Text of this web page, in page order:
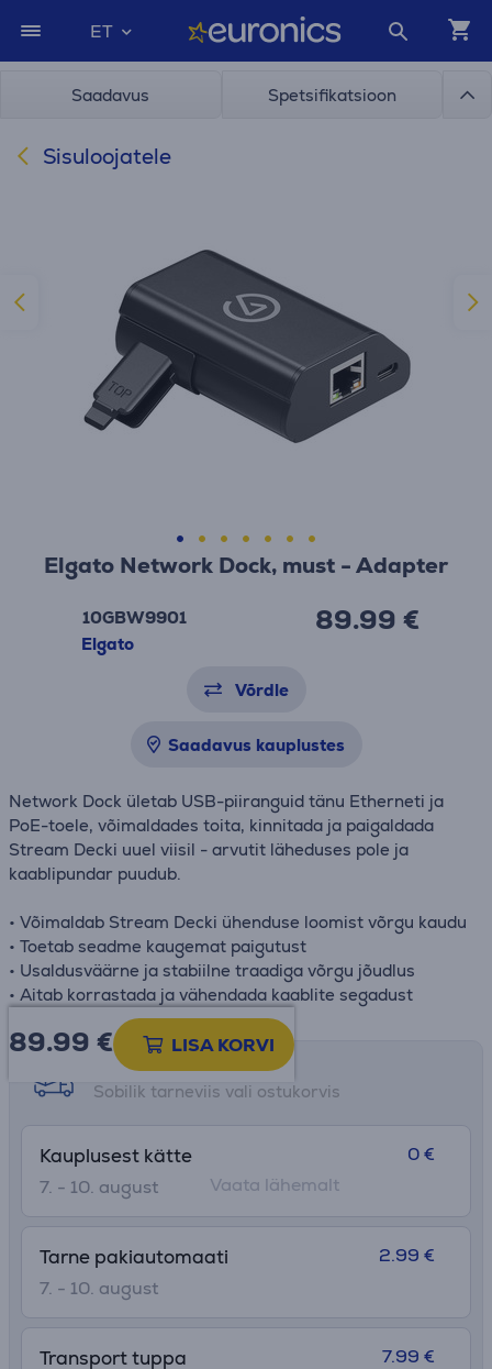
ET
Saadavus Spetsifikatsioon
Sisuloojatele
Elgato Network Dock, must - Adapter
10GBW9901
Elgato
89.99 €
Võrdle
Saadavus kauplustes
Network Dock ületab USB-piiranguid tänu Etherneti ja
PoE-toele, võimaldades toita, kinnitada ja paigaldada
Stream Decki uuel viisil - arvutit läheduses pole ja
kaablipundar puudub.
• Võimaldab Stream Decki ühenduse loomist võrgu kaudu
• Toetab seadme kaugemat paigutust
• Usaldusväärne ja stabiilne traadiga võrgu jõudlus
• Aitab korrastada ja vähendada kaablite segadust
89.99 € LISA KORVI
Tarne võimalused
Sobilik tarneviis vali ostukorvis
Kauplusest kätte
7. - 10. august
0 €
Vaata lähemalt
Tarne pakiautomaati
7. - 10. august
2.99 €
Transport tuppa 7.99 €